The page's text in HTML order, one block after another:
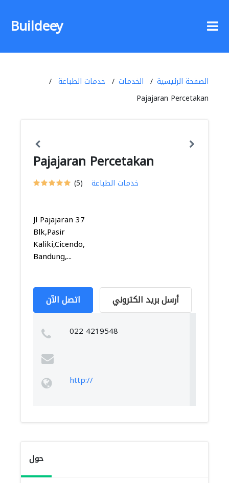
Buildeey
الصفحة الرئيسية الخدمات
خدمات الطباعة
Pajajaran Percetakan
Pajajaran Percetakan
(5) خدمات الطباعة
Jl Pajajaran 37
Blk,Pasir
Kaliki,Cicendo,
Bandung,...
اتصل الآن أرسل بريد الكتروني
022 4219548
http://
حول